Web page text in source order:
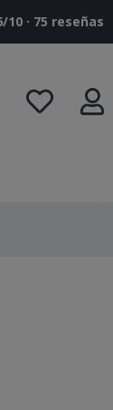
· ‎75 reseñas